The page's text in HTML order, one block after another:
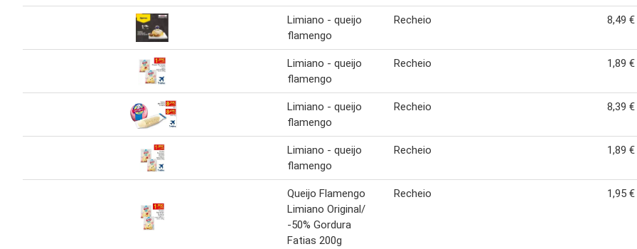
Limiano - queijo
flamengo
Recheio 8,49 €
Limiano - queijo
flamengo
Recheio 1,89 €
Limiano - queijo
flamengo
Recheio 8,39 €
Limiano - queijo
flamengo
Recheio 1,89 €
Queijo Flamengo
Limiano Original/
-50% Gordura
Fatias 200g
Recheio 1,95 €